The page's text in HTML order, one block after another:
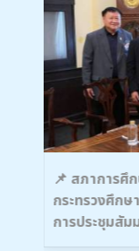
📌 สภาการศึ
กระทรวงศึกษ
การประชุมสัม